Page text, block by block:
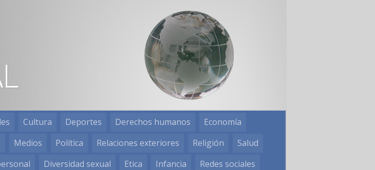
Cultura Deportes Derechos humanos
Economía
Medios Política Relaciones exteriores Religión
Salud
Diversidad sexual Etica Infancia
Redes sociales